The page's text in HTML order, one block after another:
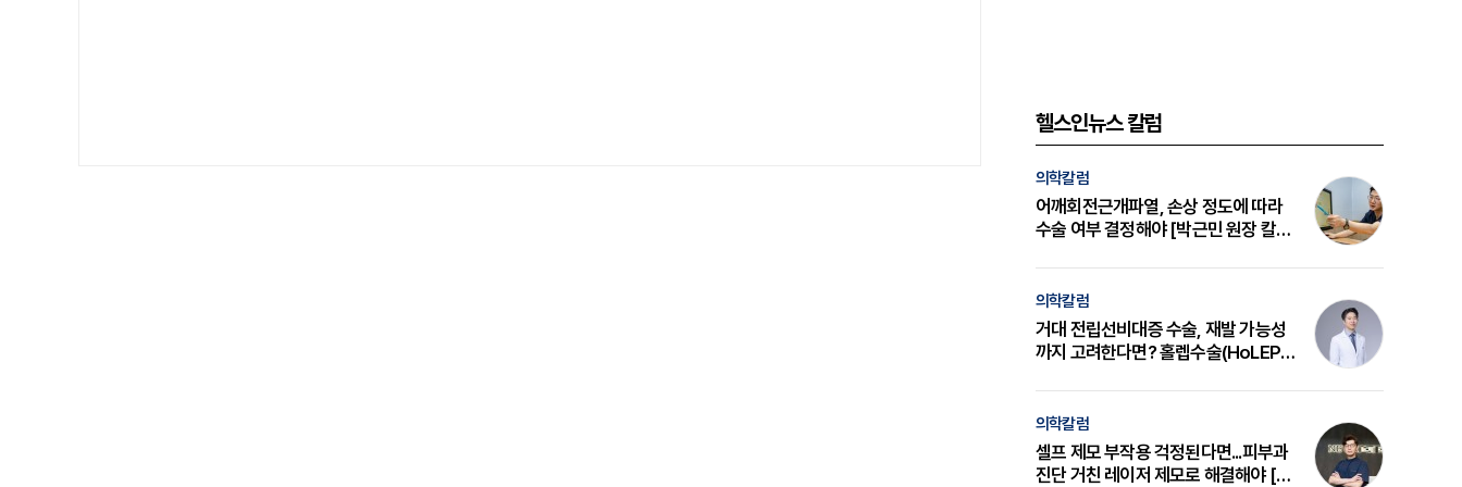
헬스인뉴스 칼럼
의학칼럼
어깨회전근개파열, 손상 정도에 따라
수술 여부 결정해야 [박근민 원장 칼
의학칼럼
거대 전립선비대증 수술, 재발 가능성
까지 고려한다면? 홀렙수술(HoLEP)
의학칼럼
셀프 제모 부작용 걱정된다면...피부과
진단 거친 레이저 제모로 해결해야 [변